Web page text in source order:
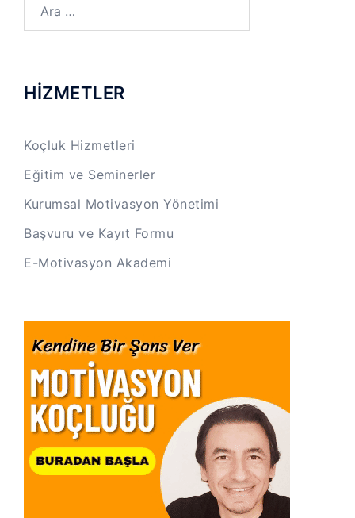
HİZMETLER
Koçluk Hizmetleri
Eğitim ve Seminerler
Kurumsal Motivasyon Yönetimi
Başvuru ve Kayıt Formu
E-Motivasyon Akademi